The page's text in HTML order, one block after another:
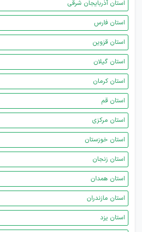
استان آذربایجان شرقی
استان فارس
استان قزوین
استان گیلان
استان کرمان
استان قم
استان مرکزی
استان خوزستان
استان زنجان
استان همدان
استان مازندران
استان یزد